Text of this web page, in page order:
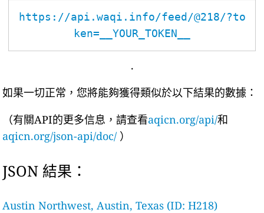
https://api.waqi.info/feed/@218/?to
ken=__YOUR_TOKEN__
.
如果一切正常，您將能夠獲得類似於以下結果的數據：
（有關API的更多信息，請查看aqicn.org/api/和
aqicn.org/json-api/doc/ ）
JSON 結果：
Austin Northwest, Austin, Texas (ID: H218)